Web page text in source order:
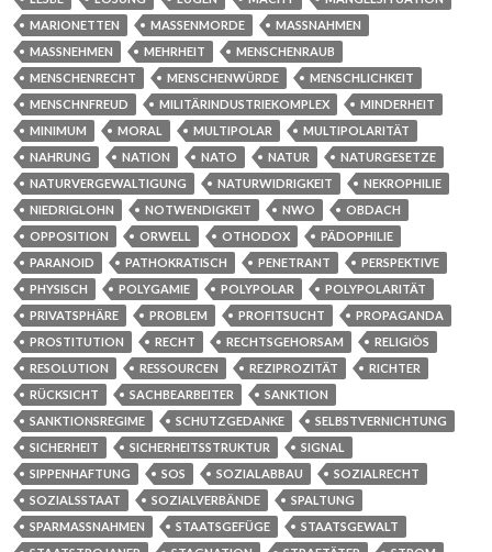
MARIONETTEN
MASSENMORDE
MASSNAHMEN
MASSNEHMEN
MEHRHEIT
MENSCHENRAUB
MENSCHENRECHT
MENSCHENWÜRDE
MENSCHLICHKEIT
MENSCHNFREUD
MILITÄRINDUSTRIEKOMPLEX
MINDERHEIT
MINIMUM
MORAL MULTIPOLAR
MULTIPOLARITÄT
NAHRUNG
NATION NATO NATUR
NATURGESETZE
NATURVERGEWALTIGUNG
NATURWIDRIGKEIT
NEKROPHILIE
NIEDRIGLOHN
NOTWENDIGKEIT NWO
OBDACH
OPPOSITION
ORWELL OTHODOX
PÄDOPHILIE
PARANOID
PATHOKRATISCH PENETRANT
PERSPEKTIVE
PHYSISCH
POLYGAMIE POLYPOLAR
POLYPOLARITÄT
PRIVATSPHÄRE
PROBLEM PROFITSUCHT
PROPAGANDA
PROSTITUTION
RECHT RECHTSGEHORSAM
RELIGIÖS
RESOLUTION
RESSOURCEN REZIPROZITÄT
RICHTER
RÜCKSICHT
SACHBEARBEITER
SANKTION
SANKTIONSREGIME
SCHUTZGEDANKE
SELBSTVERNICHTUNG
SICHERHEIT
SICHERHEITSSTRUKTUR
SIGNAL
SIPPENHAFTUNG
SOS SOZIALABBAU
SOZIALRECHT
SOZIALSSTAAT
SOZIALVERBÄNDE
SPALTUNG
SPARMASSNAHMEN
STAATSGEFÜGE
STAATSGEWALT